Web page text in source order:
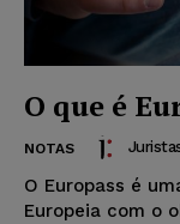
O que é
NOTAS
O Europass é
Europeia com o